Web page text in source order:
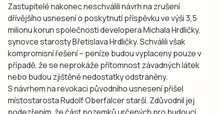
Zastupitelé nakonec neschválili návrh na zrušení
dřívějšího usnesení o poskytnutí příspěvku ve výši 3,5
milionu korun společnosti developera Michala Hrdličky,
synovce starosty Břetislava Hrdličky. Schválili však
kompromisní řešení – peníze budou vyplaceny pouze v
případě, že se neprokáže přítomnost závadných látek
nebo budou zjištěné nedostatky odstraněny.
S návrhem na revokaci původního usnesení přišel
místostarosta Rudolf Oberfalcer starší. Zdůvodnil jej